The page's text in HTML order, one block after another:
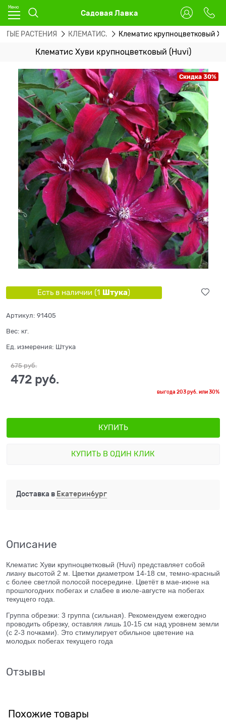
Садовая Лавка
РАСТЕНИЯ КЛЕМАТИС. Клематис крупноцветковый
Клематис Хуви крупноцветковый (Huvi)
Скидка 30%
Есть в наличии (1 Штука)
Артикул: 91405
Вес: кг.
Ед. измерения: Штука
675 руб.
472 руб.
выгода203 руб. или30%
КУПИТЬ
КУПИТЬ В ОДИН КЛИК
Доставка в Екатеринбург
Описание
Клематис Хуви крупноцветковый (Huvi) представляет собой
лиану высотой 2 м. Цветки диаметром 14-18 см, темно-красный
с более светлой полосой посередине. Цветёт в мае-июне на
прошлогодних побегах и слабее в июле-августе на побегах
текущего года.
Группа обрезки: 3 группа (сильная). Рекомендуем ежегодно
проводить обрезку, оставляя лишь 10-15 см над уровнем земли
(с 2-3 почками). Это стимулирует обильное цветение на
молодых побегах текущего года
Отзывы
Похожие товары